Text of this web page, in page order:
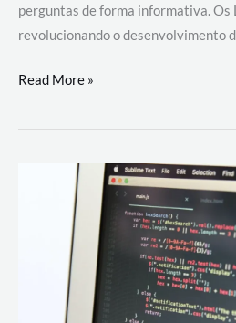
perguntas de forma informativa. Os
revolucionando o desenvolvimento
Large
Models
revolucionando
desenvolvimento
Read More »